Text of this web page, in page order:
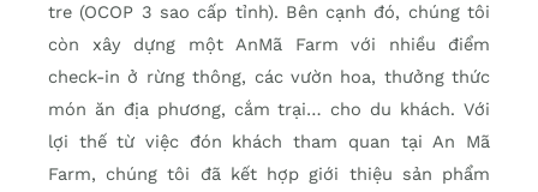
tre (OCOP 3 sao cấp tỉnh). Bên cạnh đó, chúng tôi
còn xây dựng một AnMã Farm với nhiều điểm
check-in ở rừng thông, các vườn hoa, thưởng thức
món ăn địa phương, cắm trại… cho du khách. Với
lợi thế từ việc đón khách tham quan tại An Mã
Farm, chúng tôi đã kết hợp giới thiệu sản phẩm